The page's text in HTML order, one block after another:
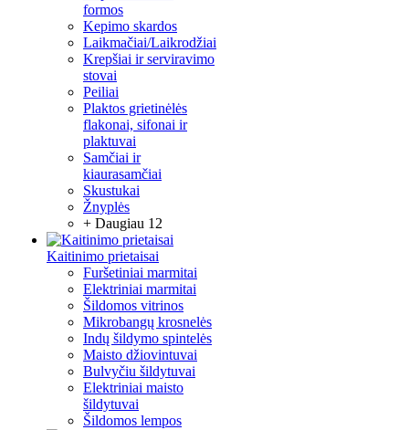
formos
Kepimo skardos
Laikmačiai/Laikrodžiai
Krepšiai ir serviravimo
stovai
Peiliai
Plaktos grietinėlės
flakonai, sifonai ir
plaktuvai
Samčiai ir
kiaurasamčiai
Skustukai
Žnyplės
+ Daugiau 12
Kaitinimo prietaisai
Furšetiniai marmitai
Elektriniai marmitai
Šildomos vitrinos
Mikrobangų krosnelės
Indų šildymo spintelės
Maisto džiovintuvai
Bulvyčiu šildytuvai
Elektriniai maisto
šildytuvai
Šildomos lempos